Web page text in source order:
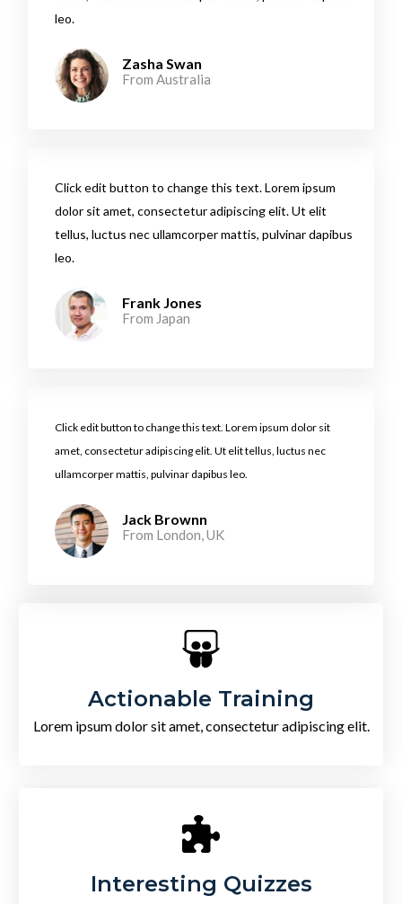
leo.​
Zasha Swan
From Australia ​
Click edit button to change this text. Lorem ipsum
dolor sit amet, consectetur adipiscing elit. Ut elit
tellus, luctus nec ullamcorper mattis, pulvinar dapibus
leo.​
Frank Jones
From Japan​
Click edit button to change this text. Lorem ipsum dolor sit
amet, consectetur adipiscing elit. Ut elit tellus, luctus nec
ullamcorper mattis, pulvinar dapibus leo.​
Jack Brownn
From London, UK​
Actionable Training
Lorem ipsum dolor sit amet, consectetur adipiscing elit.
Interesting Quizzes